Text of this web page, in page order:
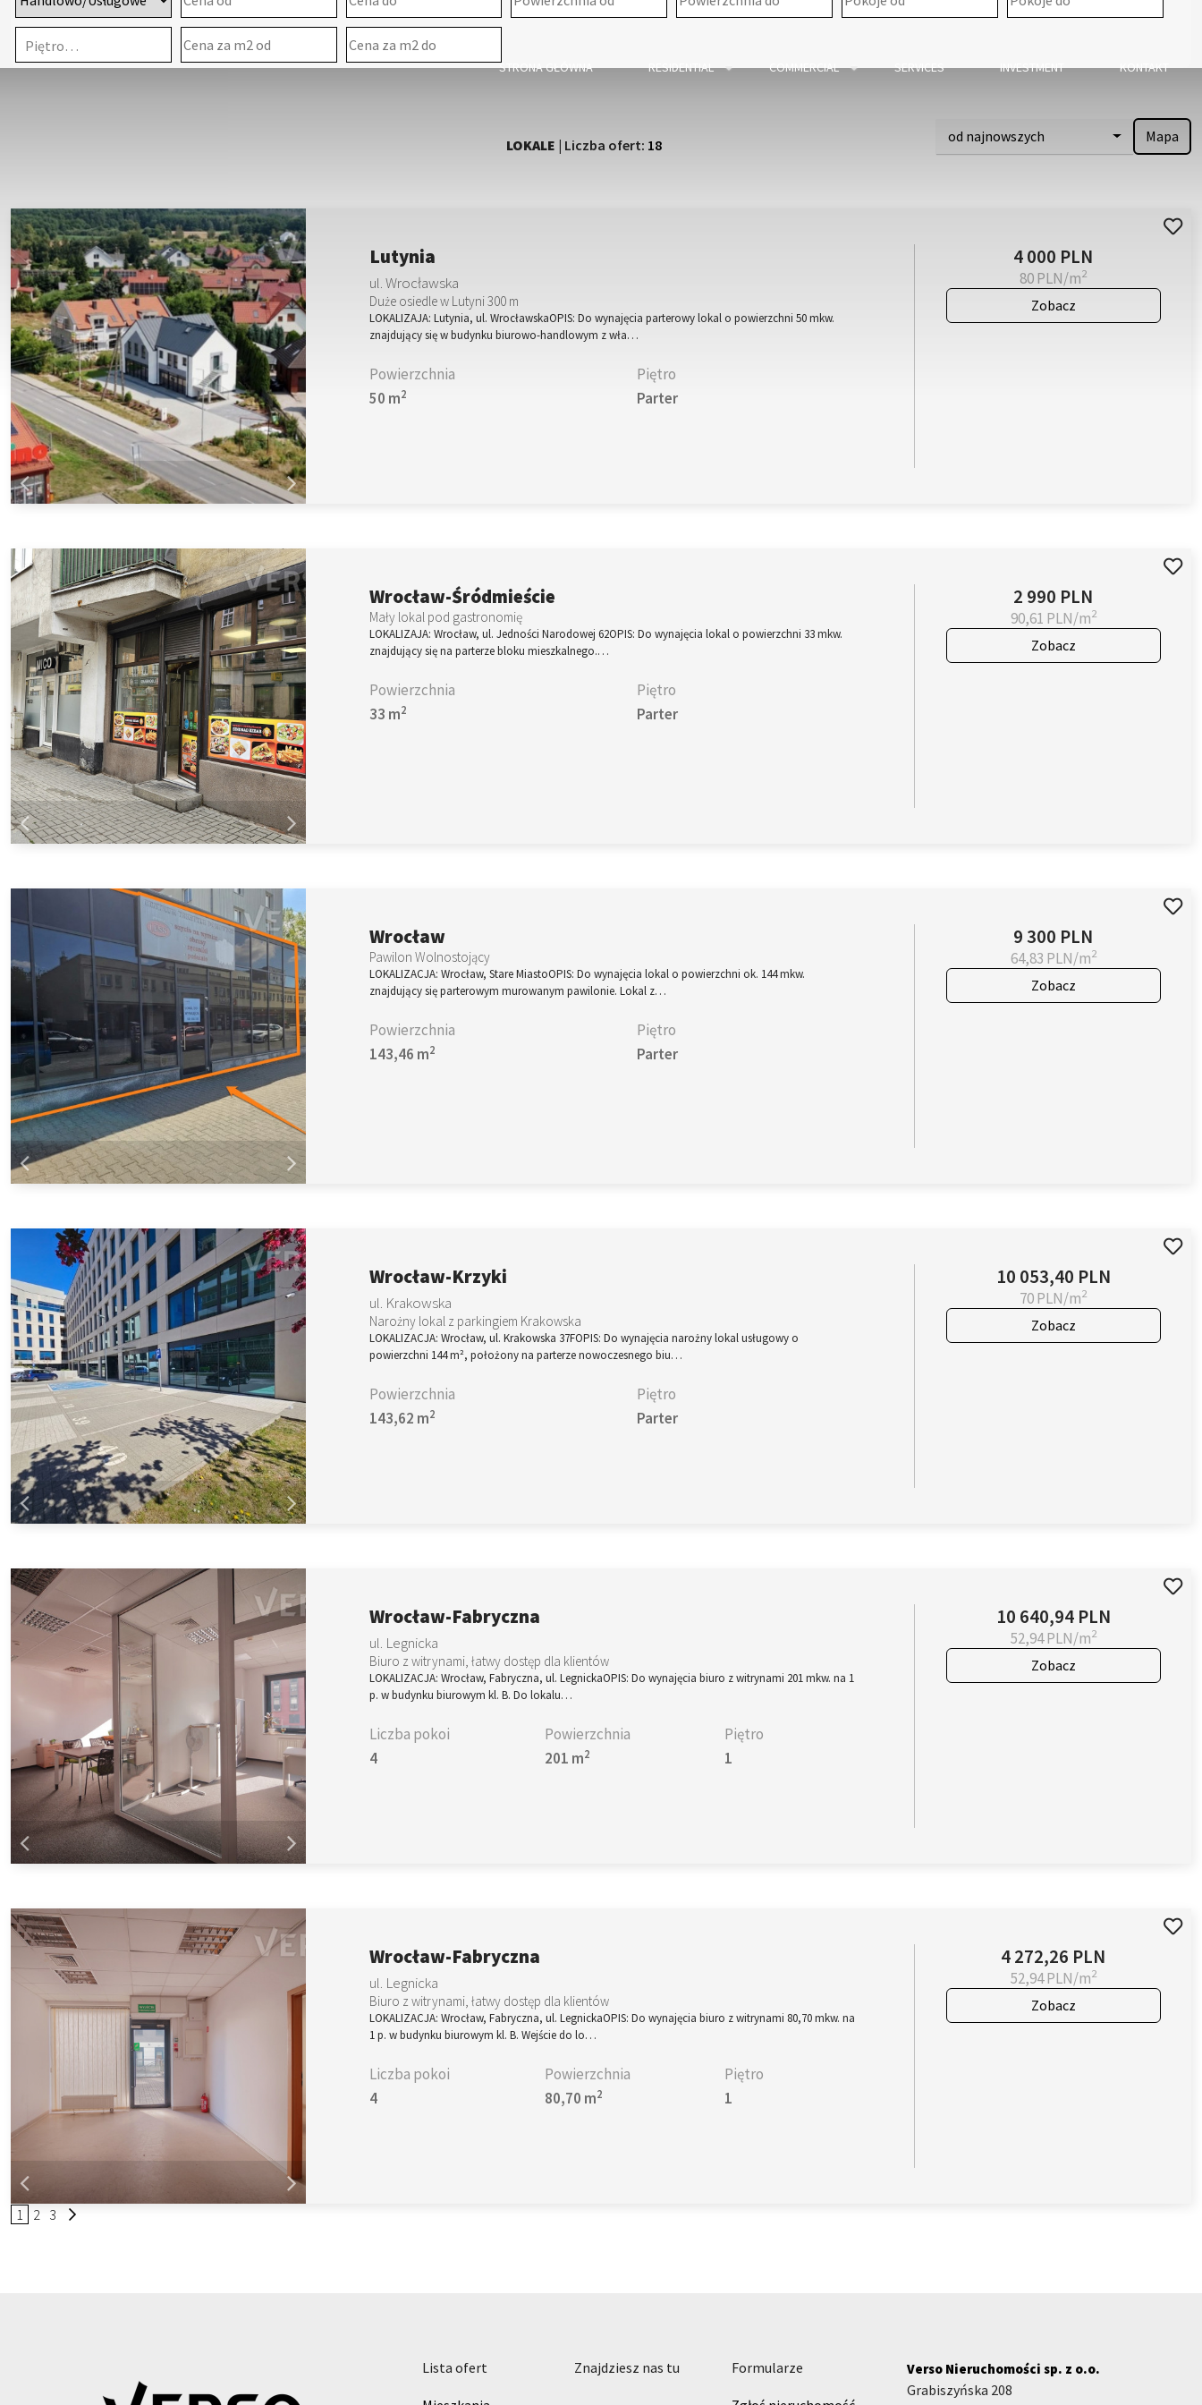
STRONA GŁÓWNA RESIDENTIAL COMMERCIAL SERVICES INVESTMENT KONTAKT
Piętro…
LOKALE | Liczba ofert: 18 od najnowszych Mapa
Lutynia
ul. Wrocławska
Duże osiedle w Lutyni 300 m
LOKALIZAJA: Lutynia, ul. WrocławskaOPIS: Do wynajęcia parterowy lokal o powierzchni 50 mkw.
znajdujący się w budynku biurowo-handlowym z wła…
Powierzchnia
50 m2
Piętro
Parter
4 000 PLN
80 PLN/m2
Zobacz
Wrocław-Śródmieście
Mały lokal pod gastronomię
LOKALIZAJA: Wrocław, ul. Jedności Narodowej 62OPIS: Do wynajęcia lokal o powierzchni 33 mkw.
znajdujący się na parterze bloku mieszkalnego.…
Powierzchnia
33 m2
Piętro
Parter
2 990 PLN
90,61 PLN/m2
Zobacz
Wrocław
Pawilon Wolnostojący
LOKALIZACJA: Wrocław, Stare MiastoOPIS: Do wynajęcia lokal o powierzchni ok. 144 mkw.
znajdujący się parterowym murowanym pawilonie. Lokal z…
Powierzchnia
143,46 m2
Piętro
Parter
9 300 PLN
64,83 PLN/m2
Zobacz
Wrocław-Krzyki
ul. Krakowska
Narożny lokal z parkingiem Krakowska
LOKALIZACJA: Wrocław, ul. Krakowska 37FOPIS: Do wynajęcia narożny lokal usługowy o
powierzchni 144 m², położony na parterze nowoczesnego biu…
Powierzchnia
143,62 m2
Piętro
Parter
10 053,40 PLN
70 PLN/m2
Zobacz
Wrocław-Fabryczna
ul. Legnicka
Biuro z witrynami, łatwy dostęp dla klientów
LOKALIZACJA: Wrocław, Fabryczna, ul. LegnickaOPIS: Do wynajęcia biuro z witrynami 201 mkw. na 1
p. w budynku biurowym kl. B. Do lokalu…
Liczba pokoi
4
Powierzchnia
201 m2
Piętro
1
10 640,94 PLN
52,94 PLN/m2
Zobacz
Wrocław-Fabryczna
ul. Legnicka
Biuro z witrynami, łatwy dostęp dla klientów
LOKALIZACJA: Wrocław, Fabryczna, ul. LegnickaOPIS: Do wynajęcia biuro z witrynami 80,70 mkw. na
1 p. w budynku biurowym kl. B. Wejście do lo…
Liczba pokoi
4
Powierzchnia
80,70 m2
Piętro
1
4 272,26 PLN
52,94 PLN/m2
Zobacz
1 2 3
lista ofert znajdziesz nas tu formularze Verso Nieruchomości sp. z o.o.
Grabiszyńska 208